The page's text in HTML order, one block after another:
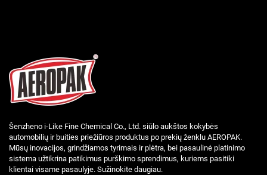
Šenzheno i-Like Fine Chemical Co., Ltd. siūlo aukštos kokybės
automobilių ir buities priežiūros produktus po prekių ženklu AEROPAK.
Mūsų inovacijos, grindžiamos tyrimais ir plėtra, bei pasaulinė platinimo
sistema užtikrina patikimus purškimo sprendimus, kuriems pasitiki
klientai visame pasaulyje. Sužinokite daugiau.